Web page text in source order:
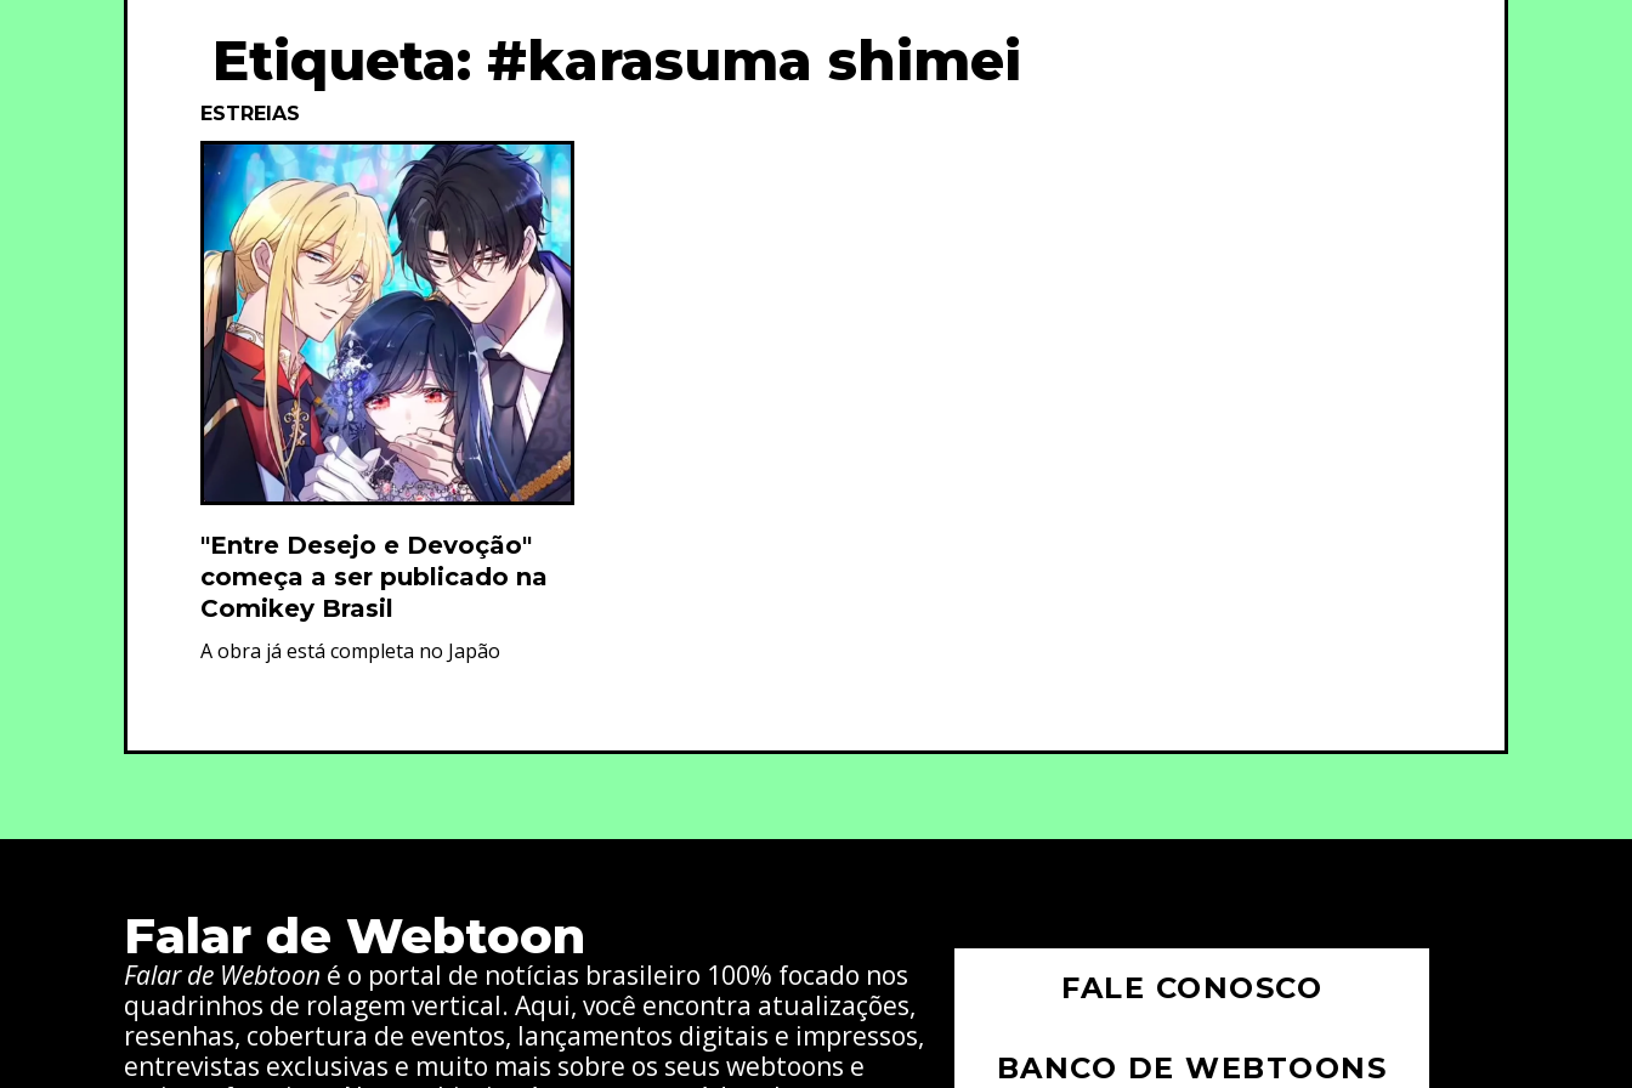
Etiqueta: #karasuma shimei
ESTREIAS
"Entre Desejo e Devoção"
começa a ser publicado na
Comikey Brasil
A obra já está completa no Japão
Falar de Webtoon
Falar de Webtoon é o portal de notícias brasileiro 100% focado nos
quadrinhos de rolagem vertical. Aqui, você encontra atualizações,
resenhas, cobertura de eventos, lançamentos digitais e impressos,
entrevistas exclusivas e muito mais sobre os seus webtoons e
FALE CONOSCO
BANCO DE WEBTOONS